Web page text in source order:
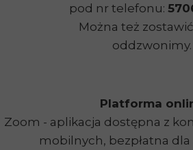
pod nr telefonu:
Można też
oddzwonimy.
Platforma
Zoom - aplikacja dostępna z
mobilnych, bezpłatna